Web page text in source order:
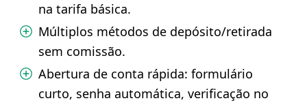
na tarifa básica.
Múltiplos métodos de depósito/retirada
sem comissão.
Abertura de conta rápida: formulário
curto, senha automática, verificação no